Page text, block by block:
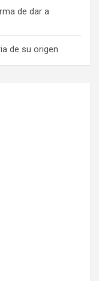
de dar a
de su origen